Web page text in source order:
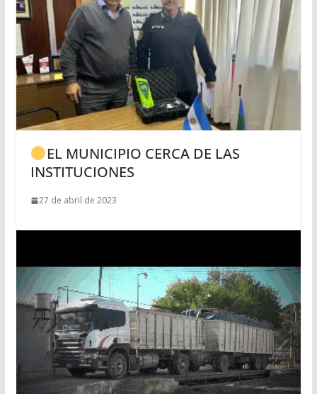
EL MUNICIPIO CERCA DE LAS
INSTITUCIONES
27 de abril de 2023